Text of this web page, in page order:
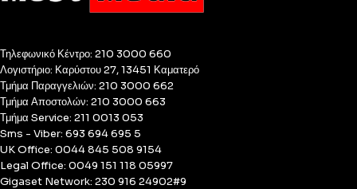
Τηλεφωνικό Κέντρο: 210 3000 660
Λογιστήριο: Καρύστου 27, 13451 Καματερό
Τμήμα Παραγγελιών: 210 3000 662
Τμήμα Αποστολών: 210 3000 663
Τμήμα Service: 211 0013 053
Sms - Viber: 693 694 695 5
UK Office: 0044 845 508 9154
Legal Office: 0049 151 118 05997
Gigaset Network: 230 916 24902#9